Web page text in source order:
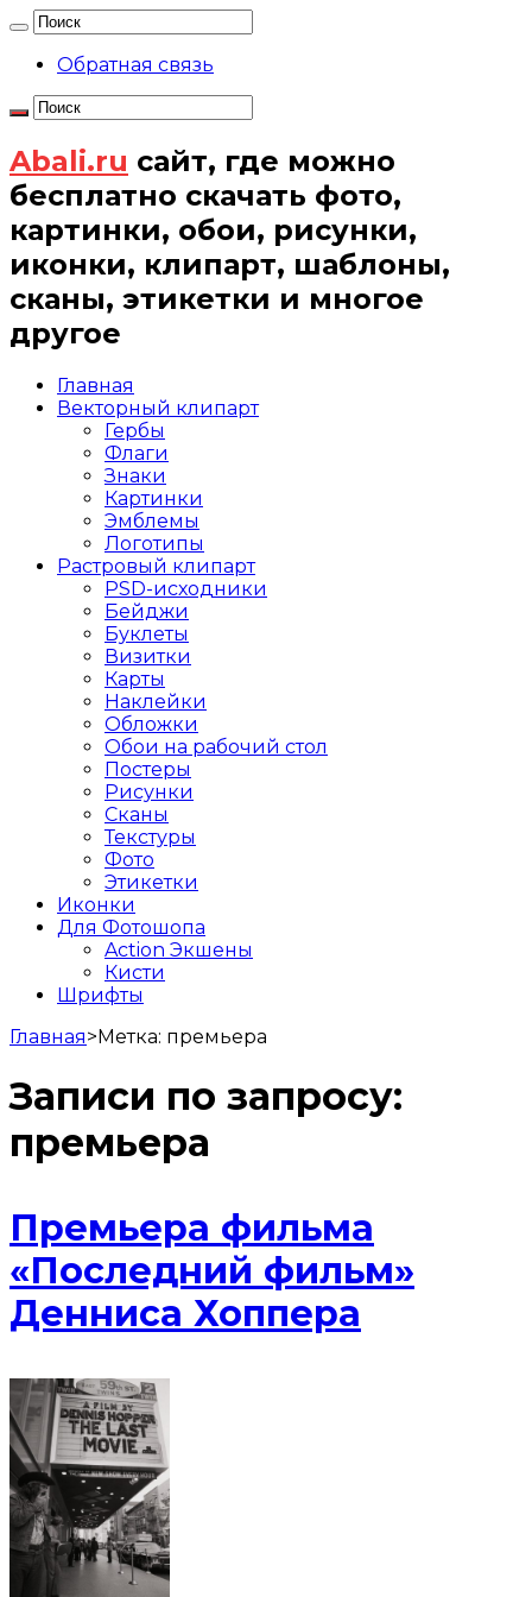
Обратная связь
Abali.ru сайт, где можно
бесплатно скачать фото,
картинки, обои, рисунки,
иконки, клипарт, шаблоны,
сканы, этикетки и многое
другое
Главная
Векторный клипарт
Гербы
Флаги
Знаки
Картинки
Эмблемы
Логотипы
Растровый клипарт
PSD-исходники
Бейджи
Буклеты
Визитки
Карты
Наклейки
Обложки
Обои на рабочий стол
Постеры
Рисунки
Сканы
Текстуры
Фото
Этикетки
Иконки
Для Фотошопа
Action Экшены
Кисти
Шрифты
Главная>Метка: премьера
Записи по запросу:
премьера
Премьера фильма
«Последний фильм»
Денниса Хоппера